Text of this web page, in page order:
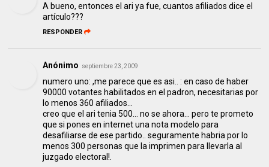
A bueno, entonces el ari ya fue, cuantos afiliados dice el
artículo???
RESPONDER
Anónimo septiembre 23, 2009
numero uno: ,me parece que es asi.. : en caso de haber
90000 votantes habilitados en el padron, necesitarias por
lo menos 360 afiliados...
creo que el ari tenia 500... no se ahora... pero te prometo
que si pones en internet una nota modelo para
desafiliarse de ese partido.. seguramente habria por lo
menos 300 personas que la imprimen para llevarla al
juzgado electoral!.